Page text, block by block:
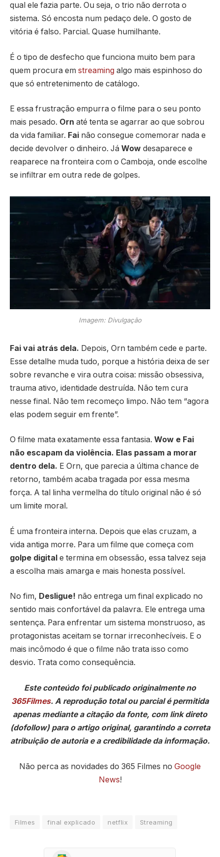
qual ele fazia parte. Ou seja, o trio não derrota o
sistema. Só encosta num pedaço dele. O gosto de
vitória é falso. Parcial. Quase humilhante.
É o tipo de desfecho que funciona muito bem para
quem procura em streaming algo mais espinhoso do
que só entretenimento de catálogo.
E essa frustração empurra o filme para o seu ponto
mais pesado. Orn até tenta se agarrar ao que sobrou
da vida familiar. Fai não consegue comemorar nada e
decide devolver o dinheiro. Já Wow desaparece e
reaparece na fronteira com o Camboja, onde escolhe
se infiltrar em outra rede de golpes.
Imagem: Divulgação
Fai vai atrás dela. Depois, Orn também cede e parte.
Esse detalhe muda tudo, porque a história deixa de ser
sobre revanche e vira outra coisa: missão obsessiva,
trauma ativo, identidade destruída. Não tem cura
nesse final. Não tem recomeço limpo. Não tem “agora
elas podem seguir em frente”.
O filme mata exatamente essa fantasia. Wow e Fai
não escapam da violência. Elas passam a morar
dentro dela. E Orn, que parecia a última chance de
retorno, também acaba tragada por essa mesma
força. A tal linha vermelha do título original não é só
um limite moral.
É uma fronteira interna. Depois que elas cruzam, a
vida antiga morre. Para um filme que começa com
golpe digital e termina em obsessão, essa talvez seja
a escolha mais amarga e mais honesta possível.
No fim, Desligue! não entrega um final explicado no
sentido mais confortável da palavra. Ele entrega uma
sentença. Para enfrentar um sistema monstruoso, as
protagonistas aceitam se tornar irreconhecíveis. E o
mais incômodo é que o filme não trata isso como
desvio. Trata como consequência.
Este conteúdo foi publicado originalmente no
365Filmes. A reprodução total ou parcial é permitida
apenas mediante a citação da fonte, com link direto
(dofollow) para o artigo original, garantindo a correta
atribuição de autoria e a credibilidade da informação.
Não perca as novidades do 365 Filmes no Google
News!
Filmes final explicado netflix Streaming